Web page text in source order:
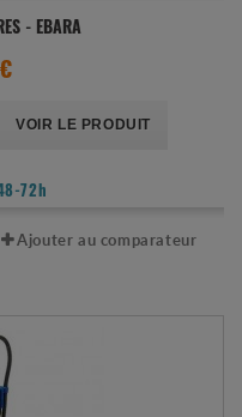
- EBARA
VOIR LE PRODUIT
72h
Ajouter au comparateur